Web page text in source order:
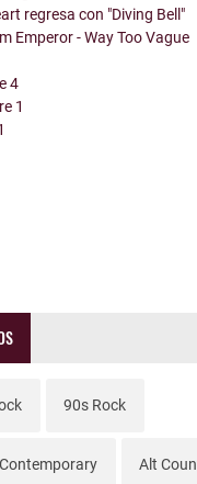
regresa con "Diving Bell"
Emperor - Way Too Vague
4
1
90s Rock
Alt